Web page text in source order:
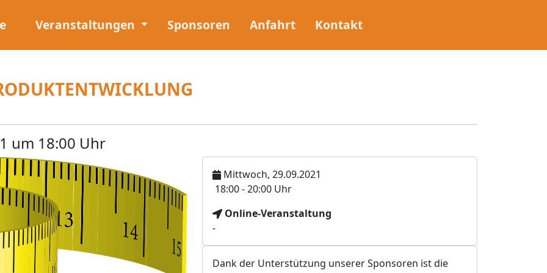
Veranstaltungen Sponsoren Anfahrt Kontakt
um 18:00 Uhr
Mittwoch, 29.09.2021
U
r
z
e
i
18:00 - 20:00 Uhr
V
r
Online-Veranstaltung
-
Dank der Unterstützung unserer Sponsoren ist die